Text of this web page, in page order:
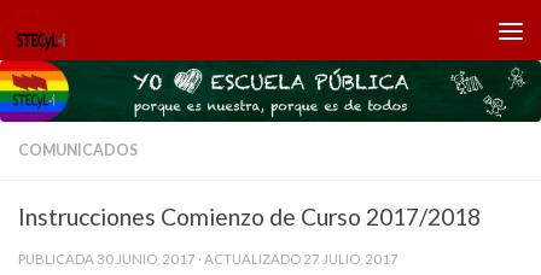
Saltar al contenido
COMUNICADOS
Instrucciones Comienzo de Curso 2017/2018
PUBLICADA 30 JUNIO, 2017 · ACTUALIZADO 27 JULIO, 2017